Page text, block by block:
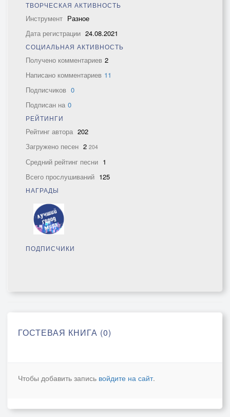
ТВОРЧЕСКАЯ АКТИВНОСТЬ
Инструмент Разное
Дата регистрации 24.08.2021
СОЦИАЛЬНАЯ АКТИВНОСТЬ
Получено комментариев 2
Написано комментариев 11
Подписчиков 0
Подписан на 0
РЕЙТИНГИ
Рейтинг автора 202
Загружено песен 2 204
Средний рейтинг песни 1
Всего прослушиваний 125
НАГРАДЫ
ПОДПИСЧИКИ
ГОСТЕВАЯ КНИГА (0)
Чтобы добавить запись войдите на сайт.